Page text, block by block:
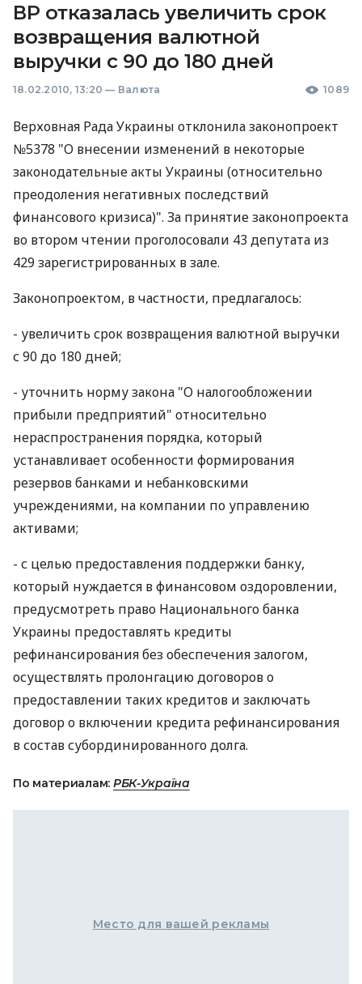
ВР отказалась увеличить срок
возвращения валютной
выручки с 90 до 180 дней
18.02.2010, 13:20 — Валюта 1089
Верховная Рада Украины отклонила законопроект
№5378 "О внесении изменений в некоторые
законодательные акты Украины (относительно
преодоления негативных последствий
финансового кризиса)". За принятие законопроекта
во втором чтении проголосовали 43 депутата из
429 зарегистрированных в зале.
Законопроектом, в частности, предлагалось:
- увеличить срок возвращения валютной выручки
с 90 до 180 дней;
- уточнить норму закона "О налогообложении
прибыли предприятий" относительно
нераспространения порядка, который
устанавливает особенности формирования
резервов банками и небанковскими
учреждениями, на компании по управлению
активами;
- с целью предоставления поддержки банку,
который нуждается в финансовом оздоровлении,
предусмотреть право Национального банка
Украины предоставлять кредиты
рефинансирования без обеспечения залогом,
осуществлять пролонгацию договоров о
предоставлении таких кредитов и заключать
договор о включении кредита рефинансирования
в состав субординированного долга.
По материалам: РБК-Україна
Место для вашей рекламы